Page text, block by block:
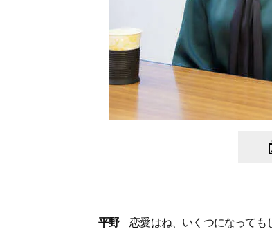
平野恋愛はね、いくつになっても